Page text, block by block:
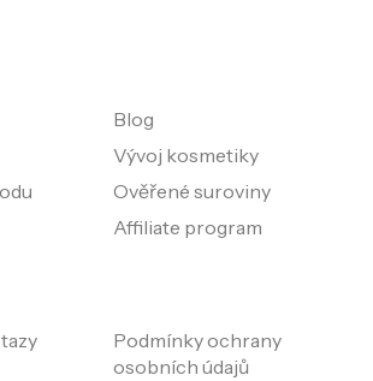
Blog
Vývoj kosmetiky
Ověřené suroviny
Affiliate program
Podmínky ochrany
osobních údajů